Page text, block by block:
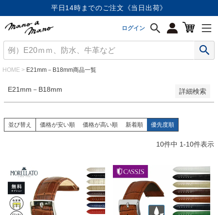
平日14時までのご注文《当日出荷》
ログイン
HOME E21mm－B18mm商品一覧
E21mm－B18mm 詳細検索
価格が安い順
価格が高い順
優先度順
キーワードヒット順
並び替え 価格が安い順 価格が高い順 新着順 優先度順
10件中 1-10件表示